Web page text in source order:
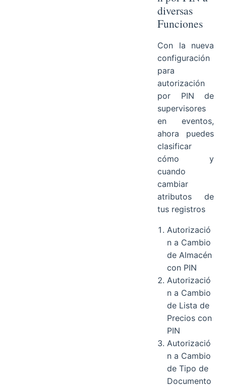
diversas
Funciones
Con la nueva
configuración
para
autorización
por PIN de
supervisores
en eventos,
ahora puedes
clasificar
cómo y
cuando
cambiar
atributos de
tus registros
Autorizació
n a Cambio
de Almacén
con PIN
Autorizació
n a Cambio
de Lista de
Precios con
PIN
Autorizació
n a Cambio
de Tipo de
Documento